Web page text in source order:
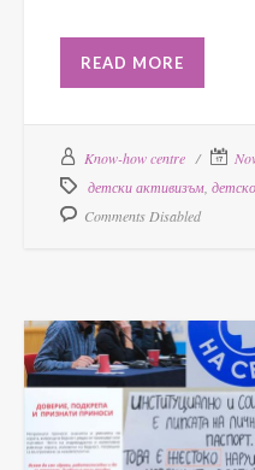
READ MORE
Know-how centre
детски активизъм
Comments Disabled